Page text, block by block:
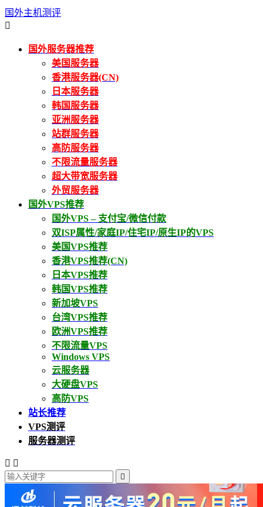
国外主机测评

国外服务器推荐
美国服务器
香港服务器(CN)
日本服务器
韩国服务器
亚洲服务器
站群服务器
高防服务器
不限流量服务器
超大带宽服务器
外贸服务器
国外VPS推荐
国外VPS – 支付宝/微信付款
双ISP属性/家庭IP/住宅IP/原生IP的VPS
美国VPS推荐
香港VPS推荐(CN)
日本VPS推荐
韩国VPS推荐
新加坡VPS
台湾VPS推荐
欧洲VPS推荐
不限流量VPS
Windows VPS
云服务器
大硬盘VPS
高防VPS
站长推荐
VPS测评
服务器测评
 
